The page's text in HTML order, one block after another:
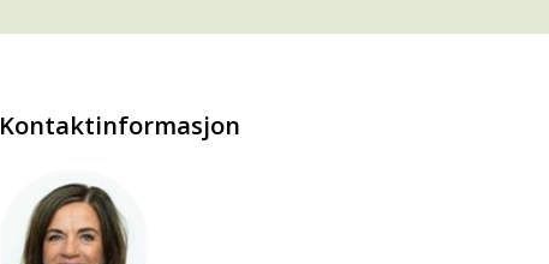
Kontaktinformasjon